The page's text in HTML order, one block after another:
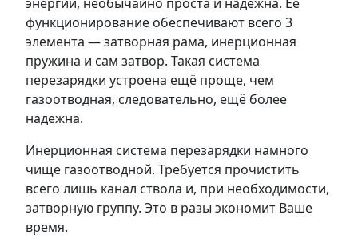
энергии, необычайно проста и надежна. Её
функционирование обеспечивают всего 3
элемента — затворная рама, инерционная
пружина и сам затвор. Такая система
перезарядки устроена ещё проще, чем
газоотводная, следовательно, ещё более
надежна.
Инерционная система перезарядки намного
чище газоотводной. Требуется прочистить
всего лишь канал ствола и, при необходимости,
затворную группу. Это в разы экономит Ваше
время.